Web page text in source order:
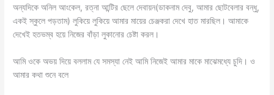
অন্যদিকে অনিল আংকেল, রত্না আন্টির ছেলে দেবায়ন(ডাকনাম দেবু, আমার ছোটবেলার বন্ধু,
একই স্কুলে পড়তাম) লুকিয়ে লুকিয়ে আমার মায়ের চেঞ্জকরা দেখে হাত মারছিল। আমাকে
দেখেই হতভম্ব হয়ে নিজের বাঁড়া লুকানোর চেষ্টা করল।
আমি ওকে অভয় দিয়ে বললাম যে সমস্যা নেই আমি নিজেই আমার মাকে মাঝেমধ্যে চুদি। ও
আমার কথা শুনে বলে